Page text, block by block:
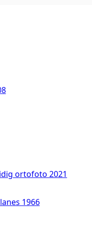
ortofoto 2021
1966